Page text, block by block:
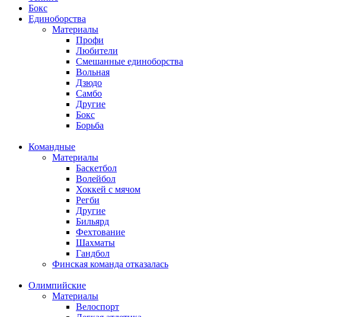
Бокс
Единоборства
Материалы
Профи
Любители
Смешанные единоборства
Вольная
Дзюдо
Самбо
Другие
Бокс
Борьба
Командные
Материалы
Баскетбол
Волейбол
Хоккей с мячом
Регби
Другие
Бильярд
Фехтование
Шахматы
Гандбол
Финская команда отказалась
Олимпийские
Материалы
Велоспорт